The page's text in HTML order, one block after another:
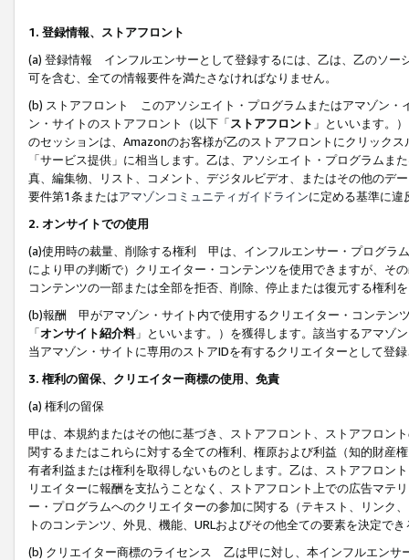
1. 登録情報、ストアフロント
(a) 登録情報 インフルエンサーとして登録するには、乙は、乙のソー
可を含む、全ての情報要件を満たさなければなりません。
(b) ストアフロント このアソシエイト・プログラムまたはアマゾン・
ン・サイトのストアフロント（以下「ストアフロント 」といいます。
のセッションは、Amazonのお客様が乙のストアフロントにクリック
「サービス提供」に相当します。乙は、アソシエイト・プログラム
真、編集物、リスト、コメント、デジタルビデオ、またはその他のデ
要件第1条またはアマゾンコミュニティガイドラインに定める基準に違
2. オンサイトでの使用
(a)使用時の裁量、削除する権利 甲は、インフルエンサー・プログラ
により甲の判断で）クリエイター・コンテンツを使用できますが、そ
コンテンツの一部または全部を拒否、削除、停止または復元する権利
(b)報酬 甲がアマゾン・サイト内で使用するクリエイター・コンテン
「オンサイト紹介料」といいます。）を獲得します。該当するアマゾ
当アマゾン・サイトに専用のストアIDを有するクリエイターとして登
3. 権利の留保、クリエイター商標の使用、免責
(a) 権利の留保
甲は、本規約またはその他に基づき、ストアフロント、ストアフロン
関するまたはこれらに対する全ての権利、権原および利益（知的財産
有者利益または権利を取得しないものとします。乙は、ストアフロン
リエイターに報酬を支払うことなく、ストアフロント上での広告マテ
ー・プログラムへのクリエイターの参加に関する（テキスト、リンク
トのコンテンツ、外見、機能、URLおよびその他全ての要素を決定で
(b) クリエイター商標のライセンス 乙は甲に対し、本インフルエンサ